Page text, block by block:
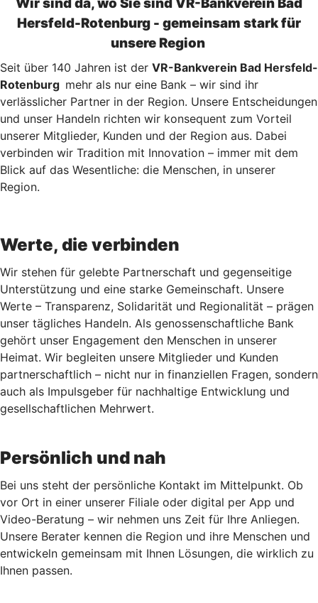
Hersfeld-Rotenburg - gemeinsam stark für
unsere Region
Seit über 140 Jahren ist der VR-Bankverein Bad Hersfeld-
Rotenburg mehr als nur eine Bank – wir sind ihr
verlässlicher Partner in der Region. Unsere Entscheidungen
und unser Handeln richten wir konsequent zum Vorteil
unserer Mitglieder, Kunden und der Region aus. Dabei
verbinden wir Tradition mit Innovation – immer mit dem
Blick auf das Wesentliche: die Menschen, in unserer
Region.
Werte, die verbinden
Wir stehen für gelebte Partnerschaft und gegenseitige
Unterstützung und eine starke Gemeinschaft. Unsere
Werte – Transparenz, Solidarität und Regionalität – prägen
unser tägliches Handeln. Als genossenschaftliche Bank
gehört unser Engagement den Menschen in unserer
Heimat. Wir begleiten unsere Mitglieder und Kunden
partnerschaftlich – nicht nur in finanziellen Fragen, sondern
auch als Impulsgeber für nachhaltige Entwicklung und
gesellschaftlichen Mehrwert.
Persönlich und nah
Bei uns steht der persönliche Kontakt im Mittelpunkt. Ob
vor Ort in einer unserer Filiale oder digital per App und
Video-Beratung – wir nehmen uns Zeit für Ihre Anliegen.
Unsere Berater kennen die Region und ihre Menschen und
entwickeln gemeinsam mit Ihnen Lösungen, die wirklich zu
Ihnen passen.